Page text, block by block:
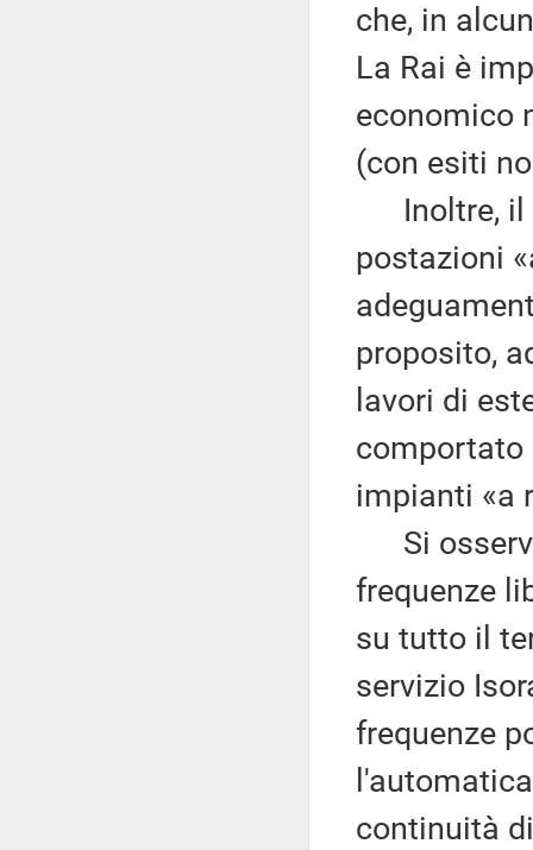
che, in
La Rai è
economico
(con esiti
Inoltre, il
postazioni
proposito,
lavori di
comportato
impianti «a
Si
frequenze
su tutto il
servizio
frequenze
continuità